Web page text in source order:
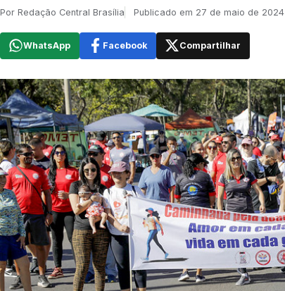
Por Redação Central Brasília Publicado em 27 de maio de 2024
WhatsApp Facebook Compartilhar